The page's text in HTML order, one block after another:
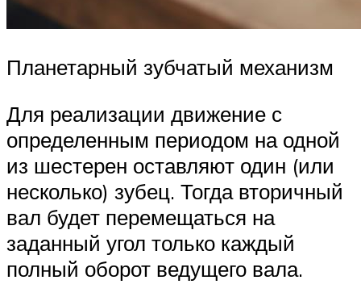
Планетарный зубчатый механизм
Для реализации движение с
определенным периодом на одной
из шестерен оставляют один (или
несколько) зубец. Тогда вторичный
вал будет перемещаться на
заданный угол только каждый
полный оборот ведущего вала.